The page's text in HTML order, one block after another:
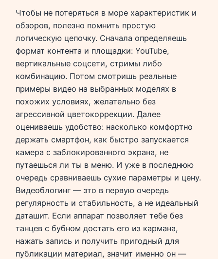
Чтобы не потеряться в море характеристик и
обзоров, полезно помнить простую
логическую цепочку. Сначала определяешь
формат контента и площадки: YouTube,
вертикальные соцсети, стримы либо
комбинацию. Потом смотришь реальные
примеры видео на выбранных моделях в
похожих условиях, желательно без
агрессивной цветокоррекции. Далее
оцениваешь удобство: насколько комфортно
держать смартфон, как быстро запускается
камера с заблокированного экрана, не
путаешься ли ты в меню. И уже в последнюю
очередь сравниваешь сухие параметры и цену.
Видеоблогинг — это в первую очередь
регулярность и стабильность, а не идеальный
даташит. Если аппарат позволяет тебе без
танцев с бубном достать его из кармана,
нажать запись и получить пригодный для
публикации материал, значит именно он —